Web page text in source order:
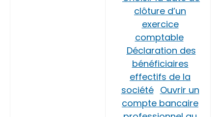
clôture d’un
exercice
comptable
Déclaration des
bénéficiaires
effectifs de la
société Ouvrir un
compte bancaire